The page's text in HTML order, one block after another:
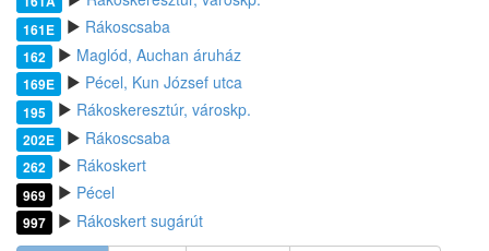
161E Rákoscsaba
162 Maglód, Auchan áruház
169E Pécel, Kun József utca
195 Rákoskeresztúr, városkp.
202E Rákoscsaba
262 Rákoskert
969 Pécel
997 Rákoskert sugárút